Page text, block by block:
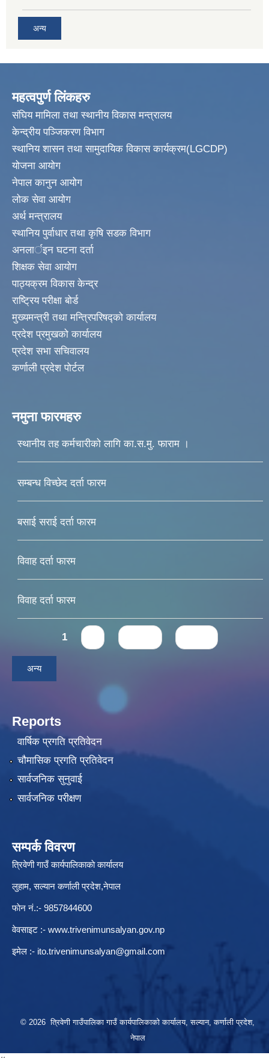
अन्य
महत्वपुर्ण लिंकहरु
संघिय मामिला तथा स्थानीय विकास मन्त्रालय
केन्द्रीय पञ्जिकरण विभाग
स्थानिय शासन तथा सामुदायिक विकास कार्यक्रम(LGCDP)
योजना आयोग
नेपाल कानुन आयोग
लोक सेवा आयोग
अर्थ मन्त्रालय
स्थानिय पुर्वाधार तथा कृषि सडक विभाग
अनलार्इन घटना दर्ता
शिक्षक सेवा आयोग
पाठ्यक्रम विकास केन्द्र
राष्ट्रिय परीक्षा बोर्ड
मुख्यमन्त्री तथा मन्त्रिपरिषद्को कार्यालय
प्रदेश प्रमुखको कार्यालय
प्रदेश सभा सचिवालय
कर्णाली प्रदेश पोर्टल
नमुना फारमहरु
स्थानीय तह कर्मचारीको लागि का.स.मु. फाराम ।
सम्बन्ध विच्छेद दर्ता फारम
बसाई सराई दर्ता फारम
विवाह दर्ता फारम
विवाह दर्ता फारम
Pages1
अन्य
Reports
वार्षिक प्रगति प्रतिवेदन
चौमासिक प्रगति प्रतिवेदन
सार्वजनिक सुनुवाई
सार्वजनिक परीक्षण
सम्पर्क विवरण
त्रिवेणी गाउँ कार्यपालिकाकाे कार्यालय
लुहाम, सल्यान कर्णाली प्रदेश,नेपाल
फाेन नं.:- 9857844600
वेवसाइट :- www.trivenimunsalyan.gov.np
इमेल :- ito.trivenimunsalyan@gmail.com
© 2026 त्रिवेणी गाउँपालिका गाउँ कार्यपालिकाकाे कार्यालय, सल्यान, कर्णाली प्रदेश,
नेपाल